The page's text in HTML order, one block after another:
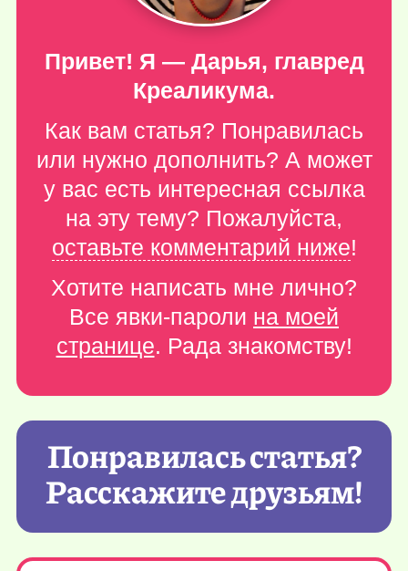
Привет! Я — Дарья, главред
Креаликума.
Как вам статья? Понравилась
или нужно дополнить? А может
у вас есть интересная ссылка
на эту тему? Пожалуйста,
оставьте комментарий ниже!
Хотите написать мне лично?
Все явки-пароли на моей
странице. Рада знакомству!
Понравилась статья?
Расскажите друзьям!